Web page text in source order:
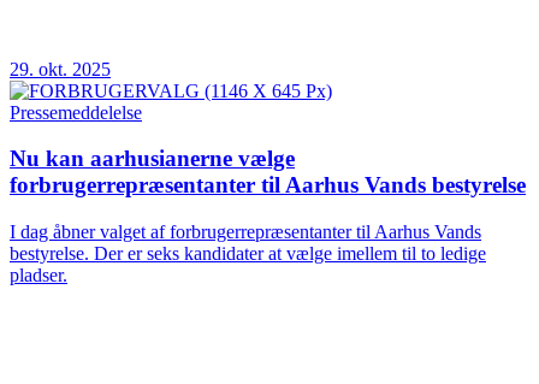
29. okt. 2025
Pressemeddelelse
Nu kan aarhusianerne vælge
forbrugerrepræsentanter til Aarhus Vands bestyrelse
I dag åbner valget af forbrugerrepræsentanter til Aarhus Vands
bestyrelse. Der er seks kandidater at vælge imellem til to ledige
pladser.